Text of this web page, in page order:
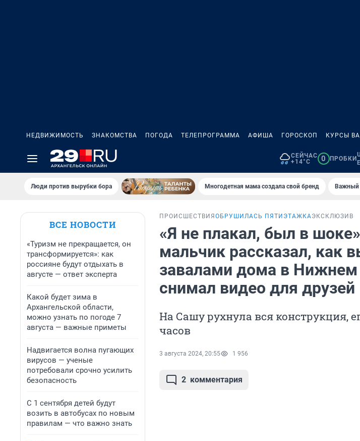
НЕДВИЖИМОСТЬ ЗНАКОМСТВА ПОГОДА ТЕЛЕПРОГРАММА АФИША ГОРОСКОП КУРСЫ
СЕЙЧАС
+14°C
0 ПРОБКИ
Люди против вырубки бора Многодетная мама создала свой бренд Важный
ВСЕ НОВОСТИ
«Туризм не прекращается, он
трансформируется»: как
россияне будут отдыхать в
августе — ответ эксперта
Какой будет зима в
Архангельской области,
можно узнать по погоде 7
августа — важные приметы
Надвигается волна пугающих
вирусов — ученые
потребовали срочно усилить
безопасность
С 1 сентября детей будут
возить в автобусах по новым
правилам — что важно знать
ПРОИСШЕСТВИЯ ОБРУШИЛАСЬ ПЯТИЭТАЖКАЭКСКЛЮЗИВ
«Я не плакал, был в
мальчик рассказал, как
завалами дома в Нижнем
снимал видео для друзей
На Сашу рухнула вся конструкция,
часов
3 августа 2024, 20:55 1 956
2 комментария